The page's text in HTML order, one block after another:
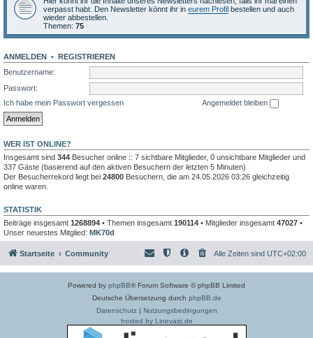
verpasst habt. Den Newsletter könnt ihr in eurem Profil bestellen und auch
wieder abbestellen.
Themen: 75
ANMELDEN • REGISTRIEREN
Benutzername:
Passwort:
Ich habe mein Passwort vergessen
Angemeldet bleiben
WER IST ONLINE?
Insgesamt sind 344 Besucher online :: 7 sichtbare Mitglieder, 0 unsichtbare Mitglieder und
337 Gäste (basierend auf den aktiven Besuchern der letzten 5 Minuten)
Der Besucherrekord liegt bei 24800 Besuchern, die am 24.05.2026 03:26 gleichzeitig
online waren.
STATISTIK
Beiträge insgesamt 1268894 • Themen insgesamt 190114 • Mitglieder insgesamt 47027 •
Unser neuestes Mitglied: MK70d
Startseite Community Alle Zeiten sind UTC+02:00
Powered by phpBB® Forum Software © phpBB Limited
Deutsche Übersetzung durch phpBB.de
Datenschutz| Nutzungsbedingungen
hosted by Linevast.de